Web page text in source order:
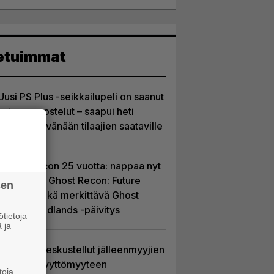
PS Plus -seikkailupeli on saanut
– saapui heti
julkaisupäivänään tilaajien saataville
Ghost Recon 25 vuotta: nappaa nyt
ilmaiseksi Ghost Recon: Future
Soldier sekä merkittävä Ghost
Recon Wildlands -päivitys
Sony on keskustellut jälleenmyyjien
kanssa levyttömyyteen
ja